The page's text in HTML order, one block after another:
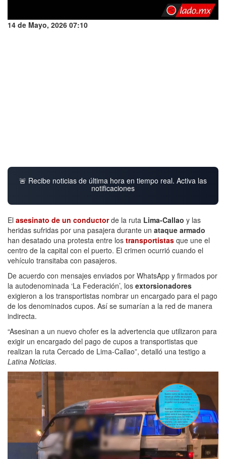
14 de Mayo, 2026 07:10
🚨 Recibe noticias de última hora en tiempo real. Activa las
notificaciones
El asesinato de un conductorde la ruta Lima-Callao y las
heridas sufridas por una pasajera durante un ataque armado
han desatado una protesta entre los transportistas que une el
centro de la capital con el puerto. El crimen ocurrió cuando el
vehículo transitaba con pasajeros.
De acuerdo con mensajes enviados por WhatsApp y firmados por
la autodenominada ‘La Federación’, los extorsionadores
exigieron a los transportistas nombrar un encargado para el pago
de los denominados cupos. Así se sumarían a la red de manera
indirecta.
“Asesinan a un nuevo chofer es la advertencia que utilizaron para
exigir un encargado del pago de cupos a transportistas que
realizan la ruta Cercado de Lima-Callao”, detalló una testigo a
Latina Noticias.